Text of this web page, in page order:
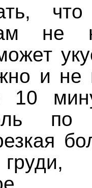
не
и не
по